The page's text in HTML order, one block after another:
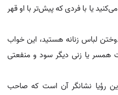
یا با فردی که پیش‌تر با او قهر
لباس زنانه هستید، این خواب
یا زنی دیگر سود و منفعتی
این رؤیا نشانگر آن است که صاحب